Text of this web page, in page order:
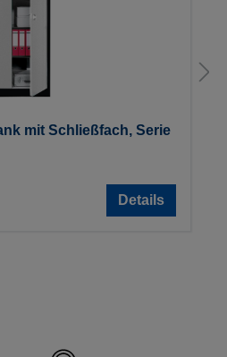
mit Schließfach, Serie
Details